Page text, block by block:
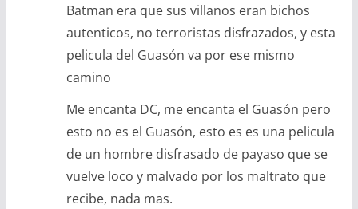
Batman era que sus villanos eran bichos
autenticos, no terroristas disfrazados, y esta
pelicula del Guasón va por ese mismo
camino
Me encanta DC, me encanta el Guasón pero
esto no es el Guasón, esto es es una pelicula
de un hombre disfrasado de payaso que se
vuelve loco y malvado por los maltrato que
recibe, nada mas.